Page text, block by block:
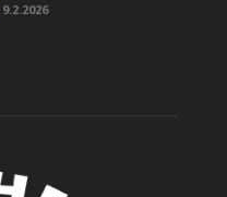
9.2.2026